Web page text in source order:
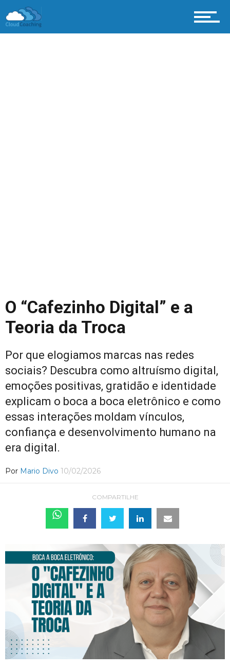
O “Cafezinho Digital” e a
Teoria da Troca
Por que elogiamos marcas nas redes
sociais? Descubra como altruísmo digital,
emoções positivas, gratidão e identidade
explicam o boca a boca eletrônico e como
essas interações moldam vínculos,
confiança e desenvolvimento humano na
era digital.
Por Mario Divo 10/02/2026
COMPARTILHE